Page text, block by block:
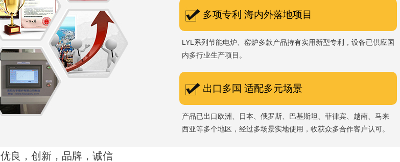
多项专利 海内外落地项目
LYL系列节能电炉、窑炉多款产品持有实用新型专利，设备已供应国
内多行业生产项目。
出口多国 适配多元场景
产品已出口欧洲、日本、俄罗斯、巴基斯坦、菲律宾、越南、马来
西亚等多个地区，经过多场景实地使用，收获众多合作客户认可。
优良，创新，品牌，诚信